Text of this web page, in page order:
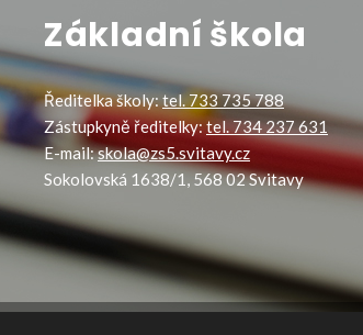
Základní škola
Ředitelka školy:tel. 733 735 788
Zástupkyně ředitelky:tel. 734 237 631
E-mail:skola@zs5.svitavy.cz
Sokolovská 1638/1, 568 02 Svitavy